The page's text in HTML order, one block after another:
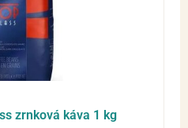
zrnková káva 1 kg